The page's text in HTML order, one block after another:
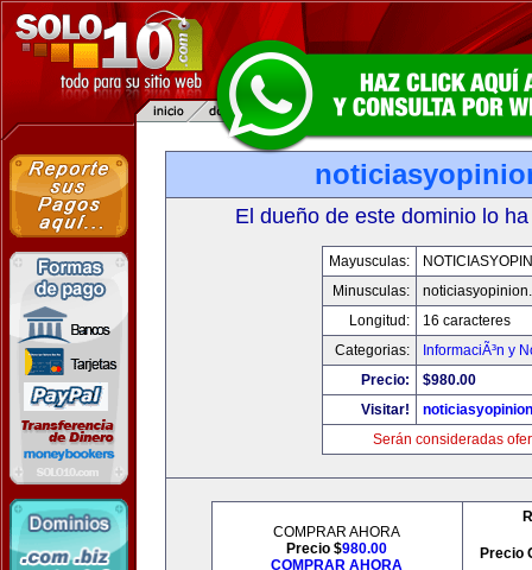
El dueño de este dominio lo
Mayusculas:
Minusculas:
Longitud:
16 caracteres
Categorias:
InformaciÃ³n y
Precio:
$980.00
Visitar!
Serán consideradas
COMPRAR AHORA
Precio $980.00
COMPRAR AHORA
Precio